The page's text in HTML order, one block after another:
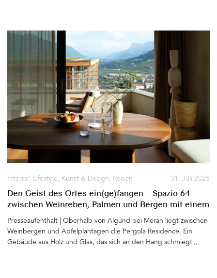
überquert. In Glurns, dem kleinsten Städtchen Italiens, kennt und
trifft jeder ständig jeden. Für uns ist Aperitivozeit. Bei Thomas
Ortler geht die abendliche Arbeit erst los. Eigentlich müsste er
bei seinem Team in der Küche stehen. Und doch nimmt er sich
die Zeit zu erzählen: über sein Leben, seine Passion(en), über die
Zeit nach der Schule, als er seine Komfortzone verließ und wie er
seitdem auf seine Heimat und die Welt blickt. Seine Art zu
sprechen und sich zu geben: unprätentiös, gelassen und
wahnsinnig sympathisch&hellip
31. Juli 2025
Interior, Lifestyle, Kunst & Design, Reisen
Den Geist des Ortes ein(ge)fangen – Spazio 64
zwischen Weinreben, Palmen und Bergen mit einem
Loft, designed by Hannes Peer
Presseaufenthalt | Oberhalb von Algund bei Meran liegt zwischen
Weinbergen und Apfelplantagen die Pergola Residence. Ein
Gebäude aus Holz und Glas, das sich an den Hang schmiegt und